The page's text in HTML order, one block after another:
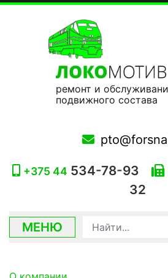
ремонт и
подвижного состава
+375 44 534-78-93
32
МЕНЮ